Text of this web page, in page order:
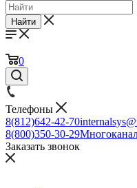
Найти
0
Телефоны
8(812)642-42-70
8(800)350-30-29
Заказать звонок